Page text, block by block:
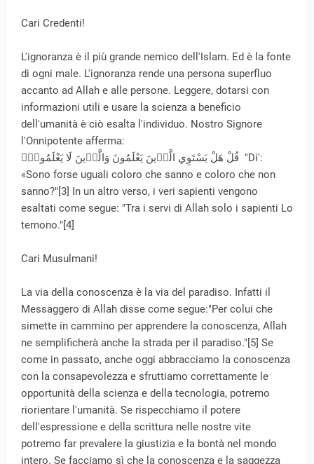
Cari Credenti!
L'ignoranza è il più grande nemico dell'Islam. Ed è la fonte
di ogni male. L'ignoranza rende una persona superfluo
accanto ad Allah e alle persone. Leggere, dotarsi con
informazioni utili e usare la scienza a beneficio
dell'umanità è ciò esalta l'individuo. Nostro Signore
l'Onnipotente afferma:
قُلْ هَلْ يَسْتَوِي الَّذ۪ينَ يَعْلَمُونَ وَالَّذ۪ينَ لَا يَعْلَمُونَۜ "Di':
«Sono forse uguali coloro che sanno e coloro che non
sanno?"[3] In un altro verso, i veri sapienti vengono
esaltati come segue: "Tra i servi di Allah solo i sapienti Lo
temono."[4]
Cari Musulmani!
La via della conoscenza è la via del paradiso. Infatti il
Messaggero di Allah disse come segue:"Per colui che
simette in cammino per apprendere la conoscenza, Allah
ne semplificherà anche la strada per il paradiso."[5] Se
come in passato, anche oggi abbracciamo la conoscenza
con la consapevolezza e sfruttiamo correttamente le
opportunità della scienza e della tecnologia, potremo
riorientare l'umanità. Se rispecchiamo il potere
dell'espressione e della scrittura nelle nostre vite
potremo far prevalere la giustizia e la bontà nel mondo
intero. Se facciamo sì che la conoscenza e la saggezza